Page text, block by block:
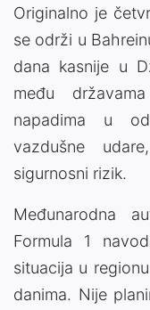
Originalno je
se održi u
dana kasnije u
među
napadima u
vazdušne
sigurnosni rizik.
Međunarodna
Formula 1
situacija u regionu
danima. Nije